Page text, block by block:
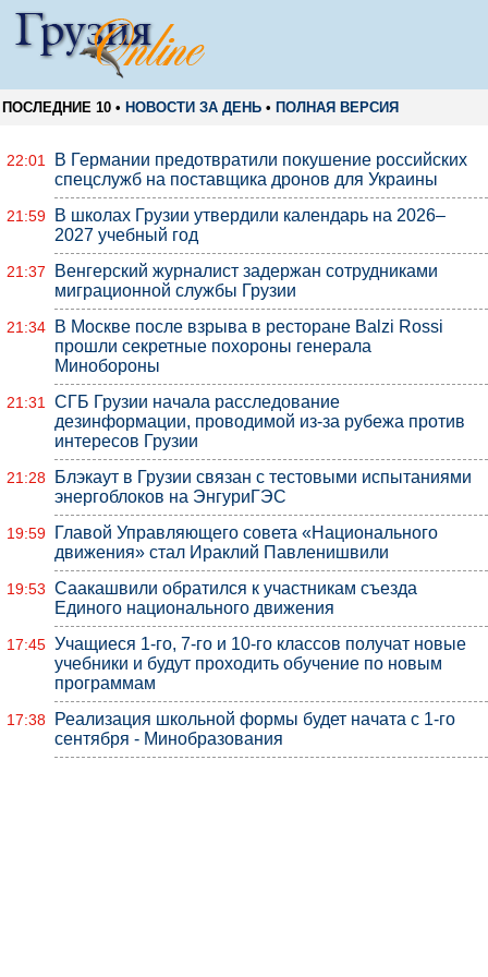
ПОСЛЕДНИЕ 10 • НОВОСТИ ЗА ДЕНЬ • ПОЛНАЯ ВЕРСИЯ
22:01
В Германии предотвратили покушение российских
спецслужб на поставщика дронов для Украины
21:59
В школах Грузии утвердили календарь на 2026–
2027 учебный год
21:37
Венгерский журналист задержан сотрудниками
миграционной службы Грузии
21:34
В Москве после взрыва в ресторане Balzi Rossi
прошли секретные похороны генерала
Минобороны
21:31
СГБ Грузии начала расследование
дезинформации, проводимой из-за рубежа против
интересов Грузии
21:28
Блэкаут в Грузии связан с тестовыми испытаниями
энергоблоков на ЭнгуриГЭС
19:59
Главой Управляющего совета «Национального
движения» стал Ираклий Павленишвили
19:53 Саакашвили обратился к участникам съезда
Единого национального движения
17:45 Учащиеся 1-го, 7-го и 10-го классов получат новые
учебники и будут проходить обучение по новым
программам
17:38
Реализация школьной формы будет начата с 1-го
сентября - Минобразования